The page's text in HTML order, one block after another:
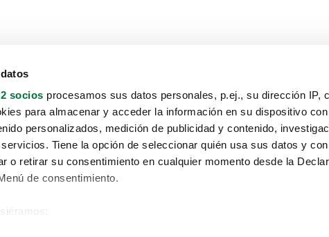
socios procesamos sus datos personales, p.ej., su dirección IP,
para almacenar y acceder la información en su dispositivo
personalizados, medición de publicidad y contenido,
Tiene la opción de seleccionar quién usa sus datos y
o retirar su consentimiento en cualquier momento desde la
de consentimiento.